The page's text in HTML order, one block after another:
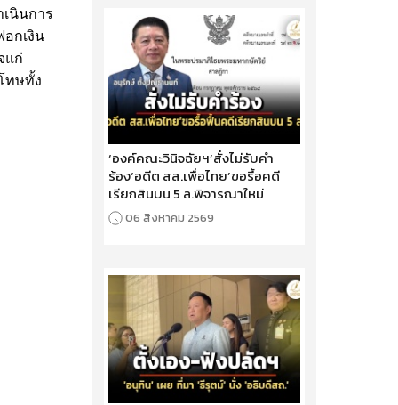
นินการ
กเงิน
แก่
ทษทั้ง
‘องค์คณะวินิจฉัยฯ’สั่งไม่รับคำ
ร้อง‘อดีต สส.เพื่อไทย’ขอรื้อคดี
เรียกสินบน 5 ล.พิจารณาใหม่
06 สิงหาคม 2569